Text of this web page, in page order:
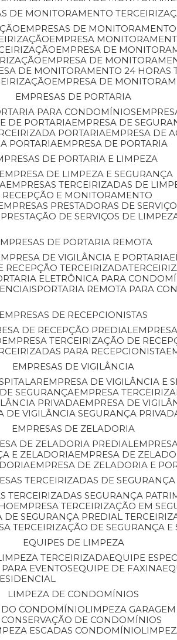
DE MONITORAMENTO
EMPRESAS DE
EMPRESA
EMPRESA DE
EMPRESA DE
DE MONITORAMENTO 24 HORAS
EMPRESA DE
EMPRESAS DE PORTARIA
PARA CONDOMÍNIOS
DE PORTARIA EMPRESA DE
PORTARIA EMPRESA DE
PORTARIA EMPRESA DE PORTARIA
DE PORTARIA E LIMPEZA
EMPRESA DE LIMPEZA E SEGURANÇA
EMPRESAS TERCEIRIZADAS DE
RECEPÇÃO E MONITORAMENTO
EMPRESAS PRESTADORAS DE
PRESTAÇÃO DE SERVIÇOS DE
EMPRESAS DE PORTARIA REMOTA
EMPRESA DE VIGILÂNCIA E PORTARIA
RECEPÇÃO TERCEIRIZADA
ELETRÔNICA PARA
PORTARIA REMOTA PARA
EMPRESAS DE RECEPCIONISTAS
DE RECEPÇÃO PREDIAL
EMPRESA TERCEIRIZAÇÃO DE
PARA RECEPCIONISTA
EMPRESAS DE VIGILÂNCIA
EMPRESA DE VIGILÂNCIA E
SEGURANÇA EMPRESA
PRIVADA EMPRESA DE
DE VIGILÂNCIA SEGURANÇA
EMPRESAS DE ZELADORIA
DE ZELADORIA PREDIAL
E ZELADORIA EMPRESA DE
EMPRESA DE ZELADORIA E
TERCEIRIZADAS DE SEGURANÇA
TERCEIRIZADAS SEGURANÇA
EMPRESA TERCEIRIZAÇÃO EM
DE SEGURANÇA PREDIAL
TERCEIRIZAÇÃO DE SEGURANÇA E
EQUIPES DE LIMPEZA
TERCEIRIZADA EQUIPE
EVENTOS EQUIPE DE FAXINA
LIMPEZA DE CONDOMÍNIOS
DO CONDOMÍNIO LIMPEZA
CONSERVAÇÃO DE CONDOMÍNIOS
ESCADAS CONDOMÍNIO